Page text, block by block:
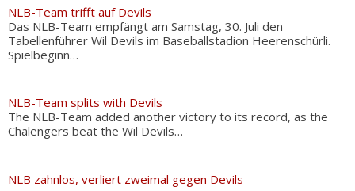
NLB-Team trifft auf Devils
Das NLB-Team empfängt am Samstag, 30. Juli den
Tabellenführer Wil Devils im Baseballstadion Heerenschürli.
Spielbeginn…
NLB-Team splits with Devils
The NLB-Team added another victory to its record, as the
Chalengers beat the Wil Devils…
NLB zahnlos, verliert zweimal gegen Devils